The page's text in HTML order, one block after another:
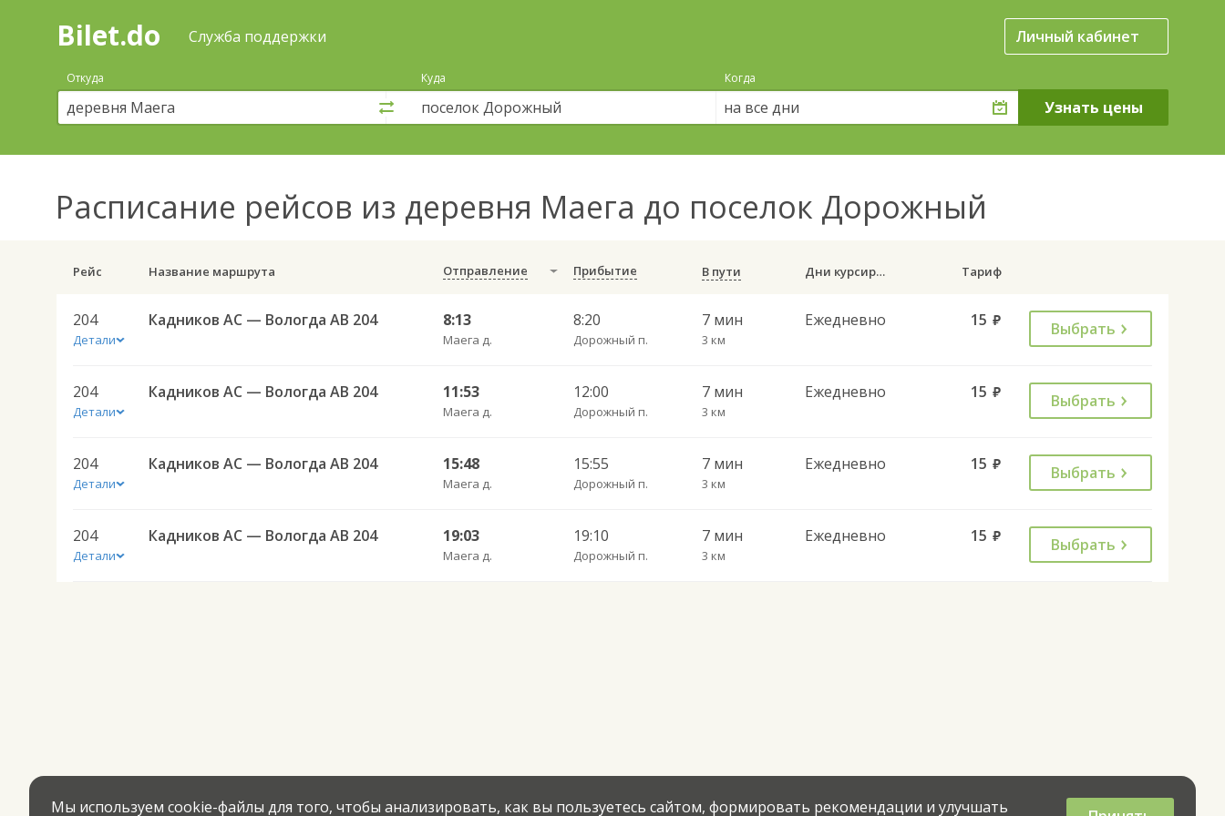
Поиск
покупка
билетов
автобус
онлайн
Bilet.do Служба поддержки Личный кабинет
Откуда Куда Когда
на все дни
Расписание рейсов из деревня Маега до поселок Дорожный
Рейс Название маршрута Отправление Прибытие В пути Дни курсирования Тариф
204
Детали
Кадников АС — Вологда АВ 204 8:13
Маега д.
8:20
Дорожный п.
7 мин
3 км
Ежедневно 15 руб. Выбрать
204
Детали
Кадников АС — Вологда АВ 204 11:53
Маега д.
12:00
Дорожный п.
7 мин
3 км
Ежедневно 15 руб. Выбрать
204
Детали
Кадников АС — Вологда АВ 204 15:48
Маега д.
15:55
Дорожный п.
7 мин
3 км
Ежедневно 15 руб. Выбрать
204
Детали
Кадников АС — Вологда АВ 204 19:03
Маега д.
19:10
Дорожный п.
7 мин
3 км
Ежедневно 15 руб. Выбрать
Мы используем cookie-файлы для того, чтобы анализировать, как вы пользуетесь сайтом, формировать рекомендации и улучшать